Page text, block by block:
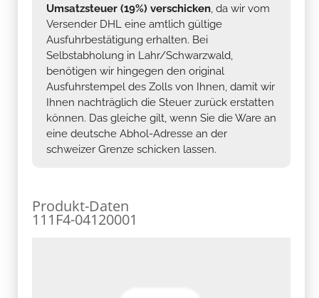
Umsatzsteuer (19%) verschicken, da wir vom
Versender DHL eine amtlich gültige
Ausfuhrbestätigung erhalten. Bei
Selbstabholung in Lahr/Schwarzwald,
benötigen wir hingegen den original
Ausfuhrstempel des Zolls von Ihnen, damit wir
Ihnen nachträglich die Steuer zurück erstatten
können. Das gleiche gilt, wenn Sie die Ware an
eine deutsche Abhol-Adresse an der
schweizer Grenze schicken lassen.
Produkt-Daten
111F4-04120001